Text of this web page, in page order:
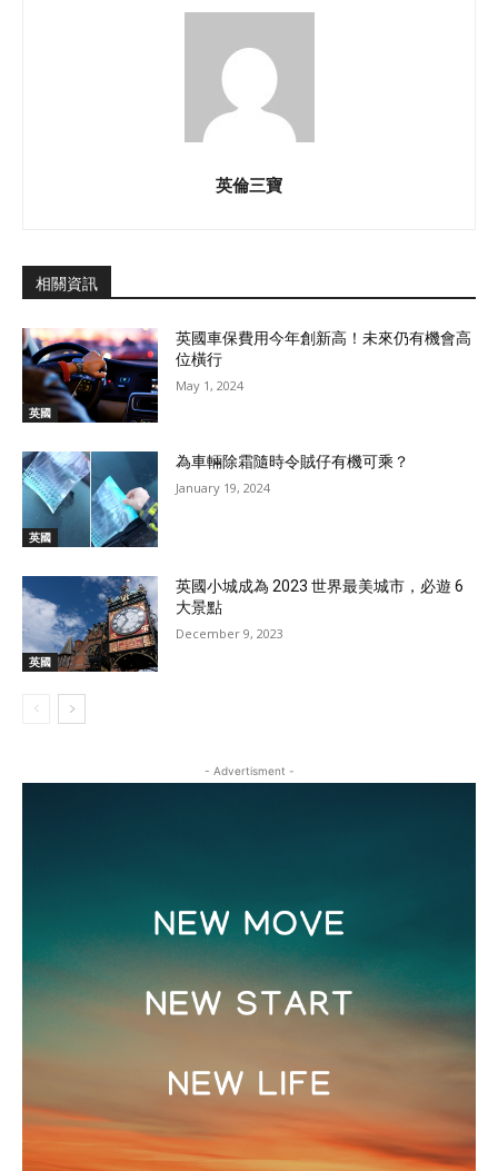
英倫三寶
相關資訊
英國
英國車保費用今年創新高！未來仍有機會高
位橫行
May 1, 2024
英國
為車輛除霜隨時令賊仔有機可乘？
January 19, 2024
英國
英國小城成為 2023 世界最美城市，必遊 6
大景點
December 9, 2023
- Advertisment -